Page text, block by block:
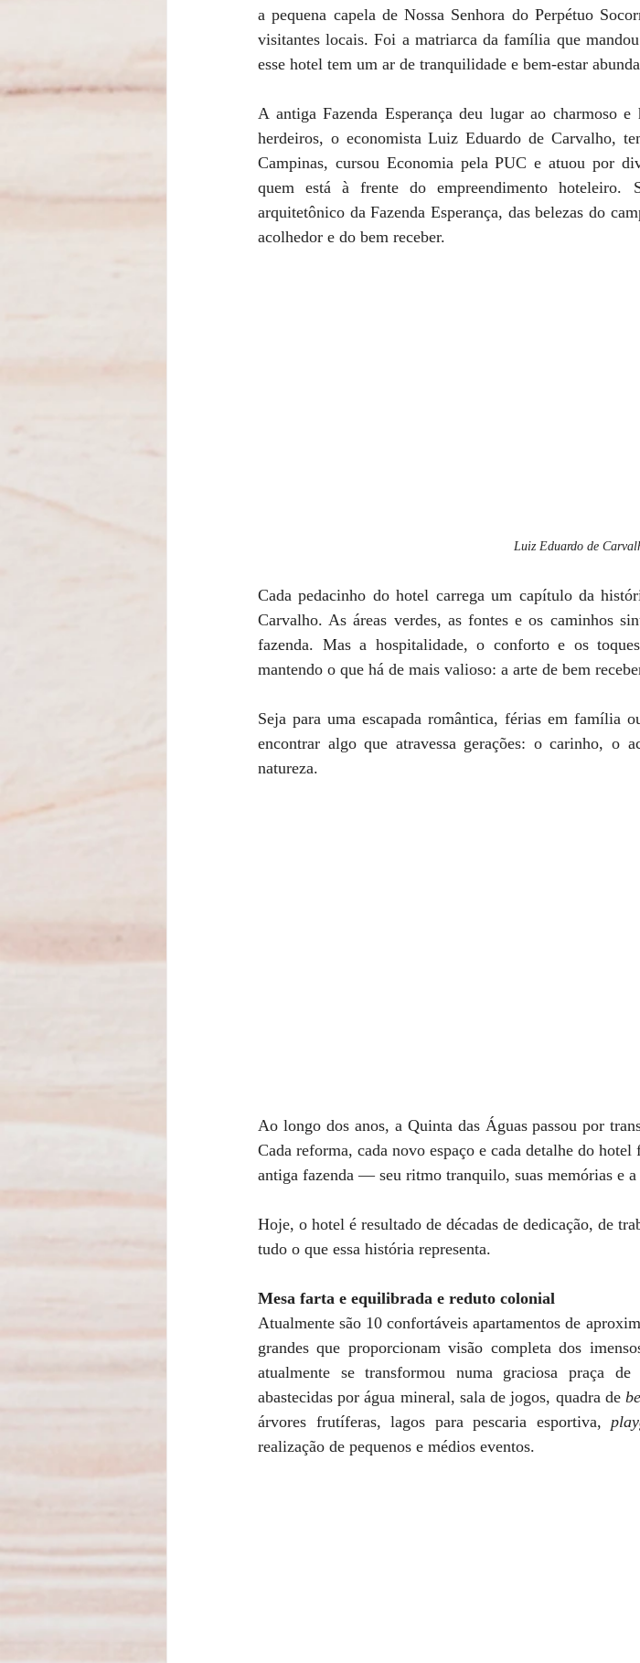
a pequena capela de Nossa Senhora do Perpétuo
visitantes locais. Foi a matriarca da família que
esse hotel tem um ar de tranquilidade e bem-estar
A antiga Fazenda Esperança deu lugar ao charmoso
herdeiros, o economista Luiz Eduardo de Carvalho,
Campinas, cursou Economia pela PUC e atuou por
quem está à frente do empreendimento
arquitetônico da Fazenda Esperança, das belezas do
acolhedor e do bem receber.
Luiz Eduardo de
Cada pedacinho do hotel carrega um capítulo da
Carvalho. As áreas verdes, as fontes e os caminhos
fazenda. Mas a hospitalidade, o conforto e os
mantendo o que há de mais valioso: a arte de bem
Seja para uma escapada romântica, férias em família
encontrar algo que atravessa gerações: o carinho, o
natureza.
Ao longo dos anos, a Quinta das Águas passou por
Cada reforma, cada novo espaço e cada detalhe do
antiga fazenda — seu ritmo tranquilo, suas memórias e
Hoje, o hotel é resultado de décadas de dedicação, de
tudo o que essa história representa.
Mesa farta e equilibrada e reduto colonial
Atualmente são 10 confortáveis apartamentos de
grandes que proporcionam visão completa dos
atualmente se transformou numa graciosa praça
abastecidas por água mineral, sala de jogos, quadra de
árvores frutíferas, lagos para pescaria esportiva,
realização de pequenos e médios eventos.